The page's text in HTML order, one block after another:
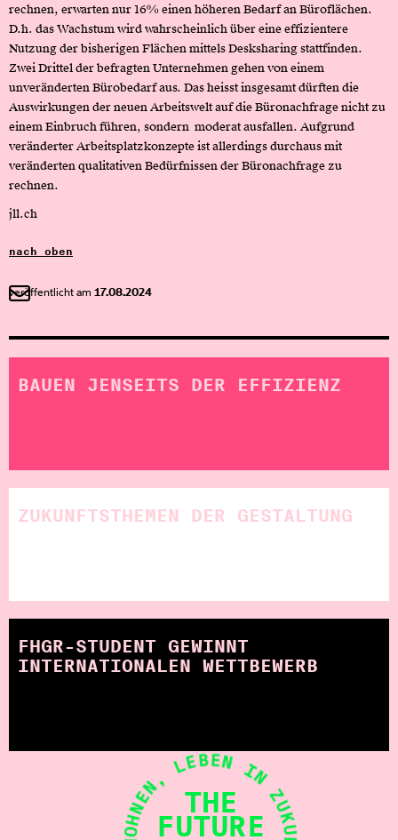
rechnen, erwarten nur 16% einen höheren Bedarf an Büroflächen.
D.h. das Wachstum wird wahrscheinlich über eine effizientere
Nutzung der bisherigen Flächen mittels Desksharing stattfinden.
Zwei Drittel der befragten Unternehmen gehen von einem
unveränderten Bürobedarf aus. Das heisst insgesamt dürften die
Auswirkungen der neuen Arbeitswelt auf die Büronachfrage nicht zu
einem Einbruch führen, sondern moderat ausfallen. Aufgrund
veränderter Arbeitsplatzkonzepte ist allerdings durchaus mit
veränderten qualitativen Bedürfnissen der Büronachfrage zu
rechnen.
jll.ch
nach oben
veröffentlicht am 17.08.2024
BAUEN JENSEITS DER EFFIZIENZ
ZUKUNFTSTHEMEN DER GESTALTUNG
FHGR-STUDENT GEWINNT
INTERNATIONALEN WETTBEWERB
THE
FUTURE